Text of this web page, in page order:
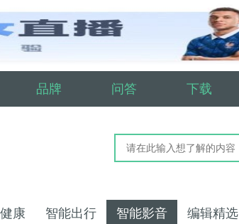
品牌 问答 下载
康 智能出行 智能影音 编辑精选